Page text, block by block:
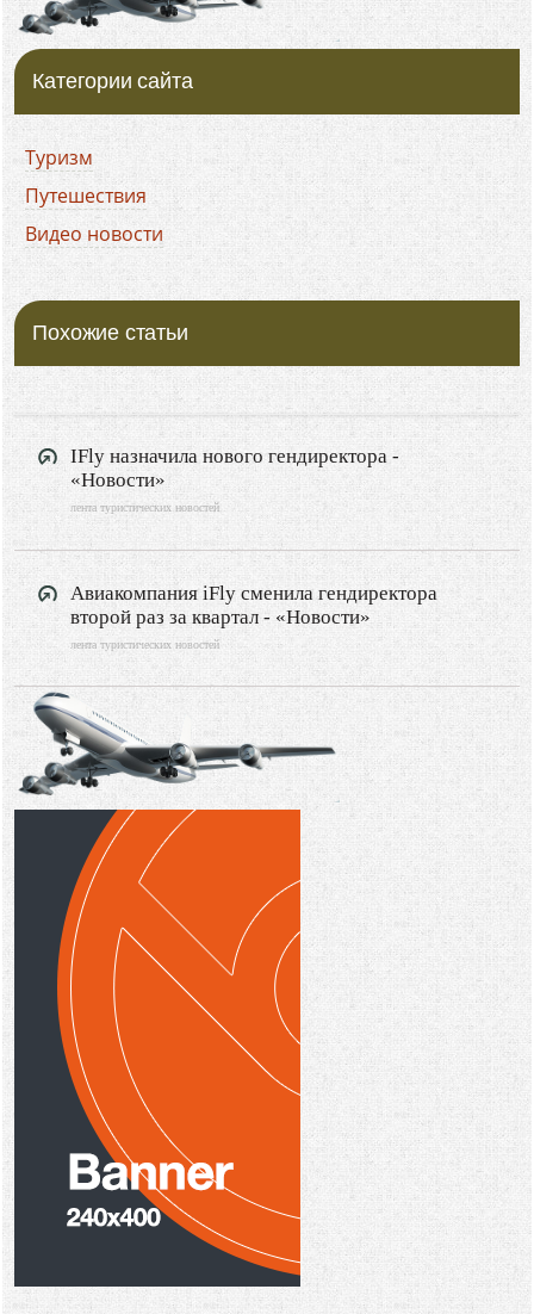
Категории сайта
Туризм
Путешествия
Видео новости
Похожие статьи
IFly назначила нового гендиректора -
«Новости»
лента туристических новостей
Авиакомпания iFly сменила гендиректора
второй раз за квартал - «Новости»
лента туристических новостей